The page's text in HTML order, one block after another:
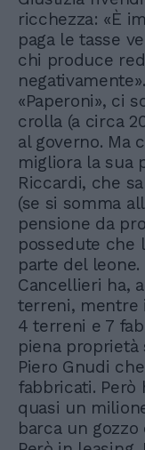
ricchezza: «È
paga le tasse
chi produce
«Paperoni», ci
crolla (a circa
al governo. Ma
migliora la sua
Riccardi, che
(se si somma
pensione da
possedute che
parte del
Cancellieri ha,
terreni, mentre
4 terreni e 7
piena proprietà
Piero Gnudi
fabbricati. Però
quasi un
barca un